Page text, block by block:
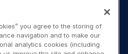
you agree to the storing of
navigation and to make our
analytics cookies (including